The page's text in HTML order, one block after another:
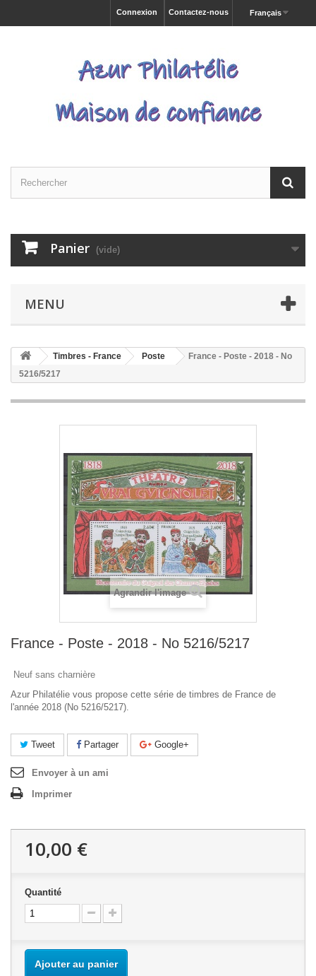
Français
Contactez-nous
Connexion
Panier (vide)
MENU
Timbres - France Poste
France - Poste - 2018 - No
5216/5217
Agrandir l'image
France - Poste - 2018 - No 5216/5217
Neuf sans charnière
Azur Philatélie vous propose cette série de timbres de France de
l'année 2018 (No 5216/5217).
Tweet Partager Google+
Envoyer à un ami
Imprimer
10,00 €
Quantité
Ajouter au panier